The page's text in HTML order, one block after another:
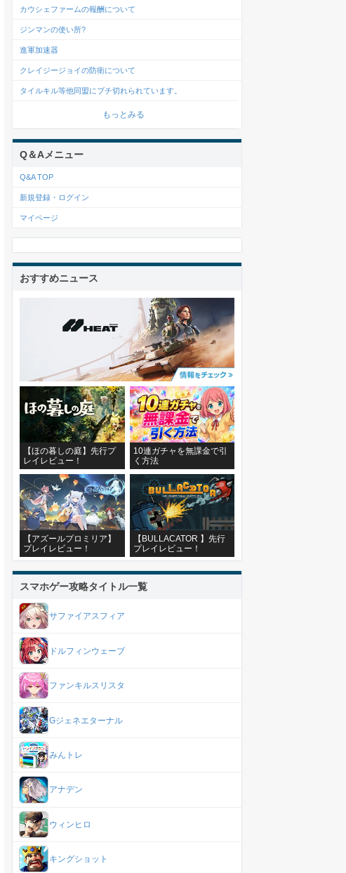
カウシェファームの報酬について
ジンマンの使い所?
進軍加速器
クレイジージョイの防衛について
タイルキル等他同盟にブチ切れられています。
もっとみる
Q＆Aメニュー
Q&A TOP
新規登録・ログイン
マイページ
おすすめニュース
【ほの暮しの庭】先行プ
レイレビュー！
10連ガチャを無課金で引
く方法
【アズールプロミリア】
プレイレビュー！
【BULLACATOR 】先行
プレイレビュー！
スマホゲー攻略タイトル一覧
サファイアスフィア
ドルフィンウェーブ
ファンキルスリスタ
Gジェネエターナル
みんトレ
アナデン
ウィンヒロ
キングショット